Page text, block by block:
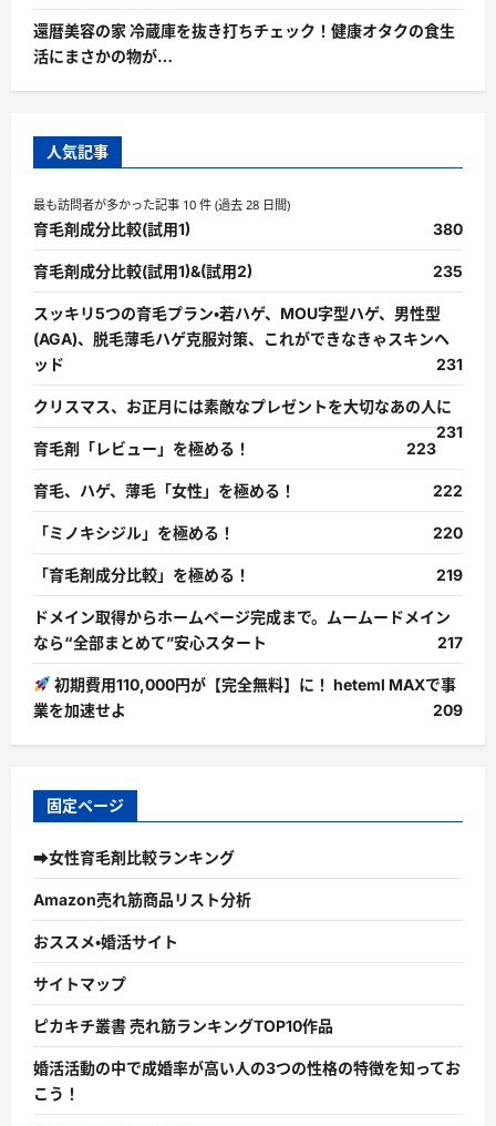
還暦美容の家 冷蔵庫を抜き打ちチェック！健康オタクの食生
活にまさかの物が…
人気記事
最も訪問者が多かった記事 10 件 (過去 28 日間)
育毛剤成分比較(試用1) 380
育毛剤成分比較(試用1)&(試用2) 235
スッキリ5つの育毛プラン・若ハゲ、MOU字型ハゲ、男性型
(AGA)、脱毛薄毛ハゲ克服対策、これができなきゃスキンヘ
ッド
231
クリスマス、お正月には素敵なプレゼントを大切なあの人に
231
育毛剤「レビュー」を極める！
223
育毛、ハゲ、薄毛「女性」を極める！ 222
「ミノキシジル」を極める！ 220
「育毛剤成分比較」を極める！ 219
ドメイン取得からホームページ完成まで。ムームードメイン
なら“全部まとめて”安心スタート
217
初期費用110,000円が【完全無料】に！ heteml MAXで事
業を加速せよ
209
固定ページ
➡女性育毛剤比較ランキング
Amazon売れ筋商品リスト分析
おススメ・婚活サイト
サイトマップ
ピカキチ叢書 売れ筋ランキングTOP10作品
婚活活動の中で成婚率が高い人の3つの性格の特徴を知ってお
こう！